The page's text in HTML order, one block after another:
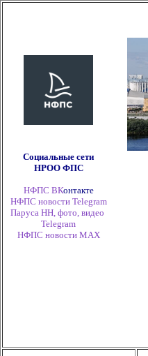
Социальные сети
НРОО ФПС
НФПС ВКонтакте
НФПС новости Telegram
Паруса НН, фото, видео
Telegram
НФПС новости MAX